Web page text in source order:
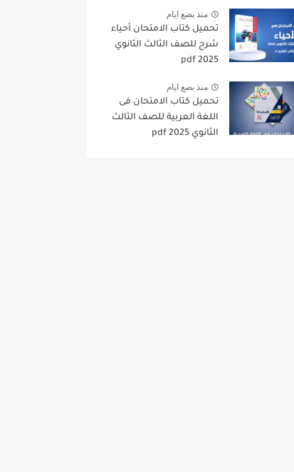
منذ بضع ايام
تحميل كتاب الامتحان أحياء
شرح للصف الثالث الثانوي
2025 pdf
منذ بضع ايام
تحميل كتاب الامتحان فى
اللغة العربية للصف الثالث
الثانوي 2025 pdf